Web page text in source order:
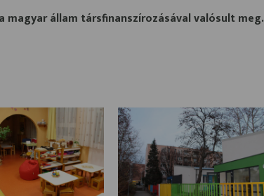
magyar állam társfinanszírozásával valósult meg.